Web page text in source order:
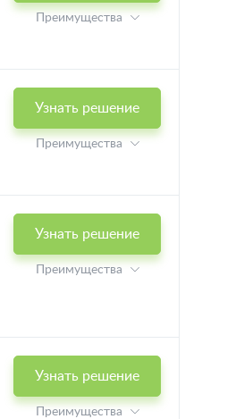
Преимущества
Узнать решение
Преимущества
Узнать решение
Преимущества
Узнать решение
Преимущества